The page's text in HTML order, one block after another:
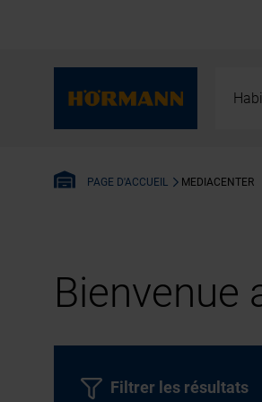
PAGE D'ACCUEIL MEDIACENTER
Bienvenue
Filtrer les résultats